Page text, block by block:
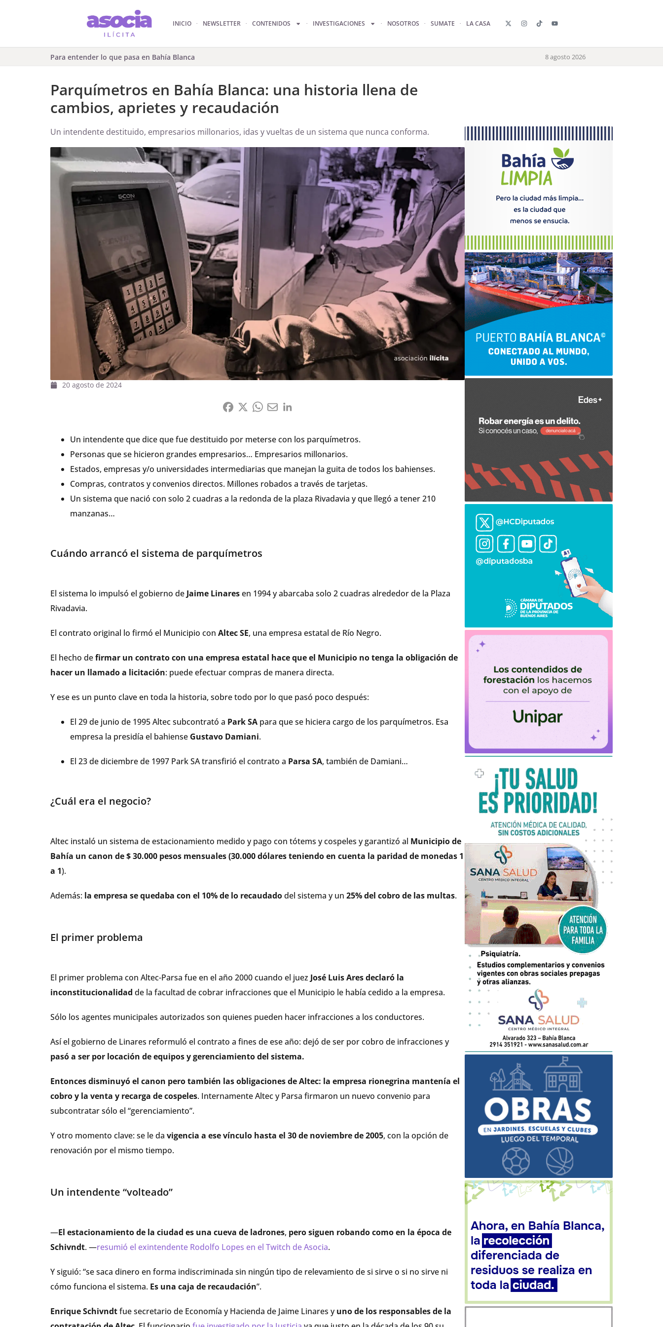
INICIO NEWSLETTER CONTENIDOS INVESTIGACIONES NOSOTROS SUMATE LA CASA
Para entender lo que pasa en Bahía Blanca 8 agosto 2026
Parquímetros en Bahía Blanca: una historia llena de
cambios, aprietes y recaudación
Un intendente destituido, empresarios millonarios, idas y vueltas de un sistema que nunca conforma.
20 agosto de 2024
Un intendente que dice que fue destituido por meterse con los parquímetros.
Personas que se hicieron grandes empresarios… Empresarios millonarios.
Estados, empresas y/o universidades intermediarias que manejan la guita de todos los bahienses.
Compras, contratos y convenios directos. Millones robados a través de tarjetas.
Un sistema que nació con solo 2 cuadras a la redonda de la plaza Rivadavia y que llegó a tener 210
manzanas…
Cuándo arrancó el sistema de parquímetros
El sistema lo impulsó el gobierno deJaime Linaresen 1994 y abarcaba solo 2 cuadras alrededor de la Plaza
Rivadavia.
El contrato original lo firmó el Municipio con Altec SE, una empresa estatal de Río Negro.
El hecho defirmar un contrato con una empresa estatal hace que el Municipio no tenga la obligación de
hacer un llamado a licitación: puede efectuar compras de manera directa.
Y ese es un punto clave en toda la historia, sobre todo por lo que pasó poco después:
El 29 de junio de 1995 Altec subcontrató a Park SA para que se hiciera cargo de los parquímetros. Esa
empresa la presidía el bahiense Gustavo Damiani.
El 23 de diciembre de 1997 Park SA transfirió el contrato a Parsa SA, también de Damiani…
¿Cuál era el negocio?
Altec instaló un sistema de estacionamiento medido y pago con tótems y cospeles y garantizó al Municipio de
Bahía un canon de $ 30.000 pesos mensuales (30.000 dólares teniendo en cuenta la paridad de monedas 1
a 1).
Además: la empresa se quedaba con el 10% de lo recaudadodel sistema y un 25% del cobro de las multas.
El primer problema
El primer problema con Altec-Parsa fue en el año 2000 cuando el juez José Luis Ares declaró la
inconstitucionalidad de la facultad de cobrar infracciones que el Municipio le había cedido a la empresa.
Sólo los agentes municipales autorizados son quienes pueden hacer infracciones a los conductores.
Así el gobierno de Linares reformuló el contrato a fines de ese año: dejó de ser por cobro de infracciones y
pasó a ser por locación de equipos y gerenciamiento del sistema.
Entonces disminuyó el canon pero también las obligaciones de Altec: la empresa rionegrina mantenía el
cobro y la venta y recarga de cospeles. Internamente Altec y Parsa firmaron un nuevo convenio para
subcontratar sólo el “gerenciamiento”.
Y otro momento clave: se le da vigencia a ese vínculo hasta el 30 de noviembre de 2005, con la opción de
renovación por el mismo tiempo.
Un intendente “volteado”
—El estacionamiento de la ciudad es una cueva de ladrones, pero siguen robando como en la época de
Schivndt. —resumió el exintendente Rodolfo Lopes en el Twitch de Asocia.
Y siguió: “se saca dinero en forma indiscriminada sin ningún tipo de relevamiento de si sirve o si no sirve ni
cómo funciona el sistema. Es una caja de recaudación”.
Enrique Schivndtfue secretario de Economía y Hacienda de Jaime Linares yuno de los responsables de la